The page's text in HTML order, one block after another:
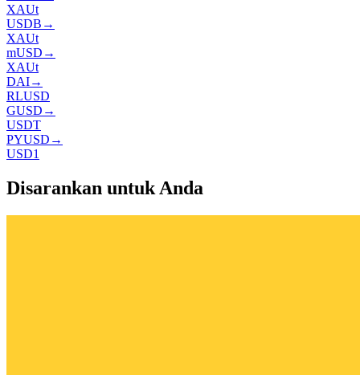
XAUt
USDB →
XAUt
mUSD →
XAUt
DAI→
RLUSD
GUSD →
USDT
PYUSD →
USD1
Disarankan untuk Anda